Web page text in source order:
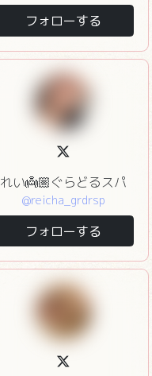
フォローする
れい👼🏼ぐらどるスパ
@reicha_grdrsp
フォローする